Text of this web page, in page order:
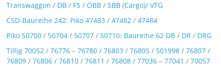
Transwaggon / DB / FS / ÖBB / SBB (Cargo)/ VTG
CSD-Baureihe 242: Piko 47483 / 47482 / 47484
Piko 50700 / 50704 / 50707 / 50710: Baureihe 62 DB / DR / DRG
Tillig 70052 / 76776 – 76780 / 76803 / 76805 / 501998 / 76807 /
76809 / 76806 / 76810 / 76811 / 76808 / 77036 – 77041 / 70057